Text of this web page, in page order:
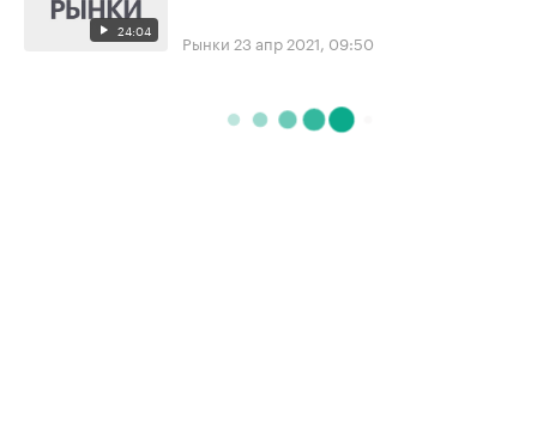
24:04 Рынки 23 апр 2021, 09:50